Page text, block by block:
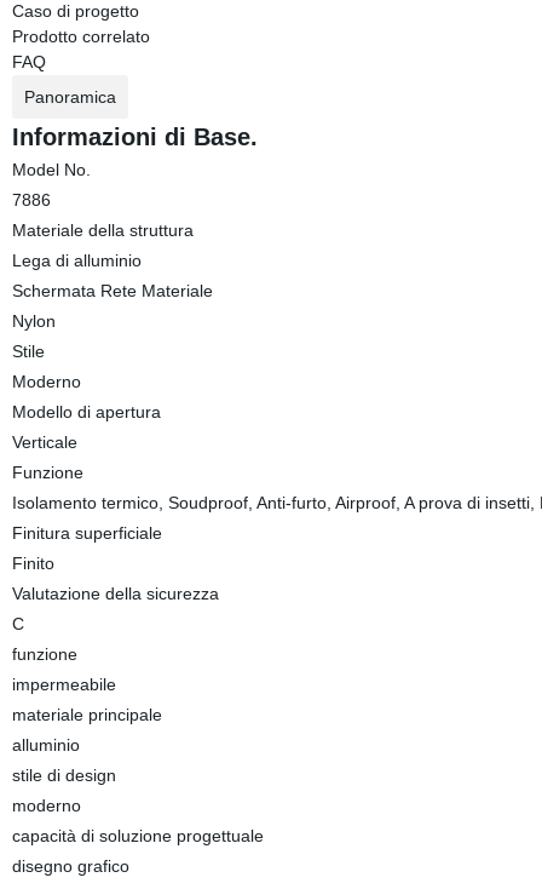
Caso di progetto
Prodotto correlato
FAQ
Panoramica
Informazioni di Base.
Model No.
7886
Materiale della struttura
Lega di alluminio
Schermata Rete Materiale
Nylon
Stile
Moderno
Modello di apertura
Verticale
Funzione
Isolamento termico, Soudproof, Anti-furto, Airproof, A prova di
Finitura superficiale
Finito
Valutazione della sicurezza
C
funzione
impermeabile
materiale principale
alluminio
stile di design
moderno
capacità di soluzione progettuale
disegno grafico